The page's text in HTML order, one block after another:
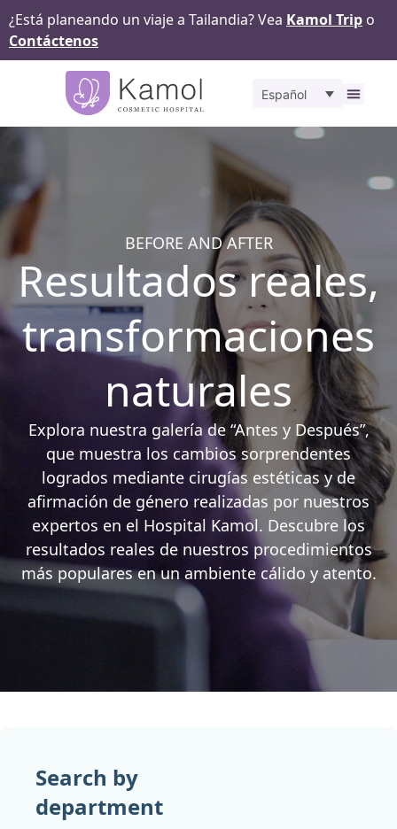
¿Está planeando un viaje a Tailandia? Vea Kamol Trip o
Contáctenos
Español
BEFORE AND AFTER
Resultados reales,
transformaciones
naturales
Explora nuestra galería de “Antes y Después”,
que muestra los cambios sorprendentes
logrados mediante cirugías estéticas y de
afirmación de género realizadas por nuestros
expertos en el Hospital Kamol. Descubre los
resultados reales de nuestros procedimientos
más populares en un ambiente cálido y atento.
Search by
department